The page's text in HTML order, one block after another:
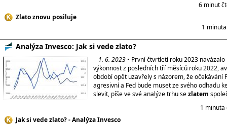
6 minut
Zlato znovu posiluje
1
Analýza Invesco: Jak si vede zlato?
1. 6. 2023 • První čtvrtletí roku 2023 navázalo
výkonnost z posledních tří měsíců roku 2022,
období opět uzavřely s názorem, že očekávání
agresivní a Fed bude muset ze svého odhadu
slevit, píše ve své analýze trhu sezlatem
1
Jak si vede zlato? - Analýza Invesco